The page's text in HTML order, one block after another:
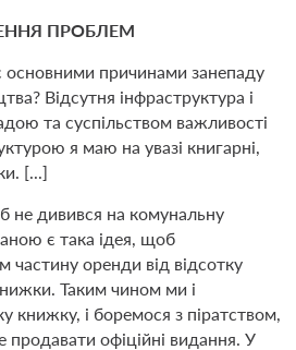
ПРОБЛЕМ
причинами занепаду
Відсутня інфраструктура і
та суспільством важливості
я маю на увазі книгарні,
[...]
не дивився на комунальну
є така ідея, щоб
частину оренди від відсотку
Таким чином ми і
книжку, і боремося з піратством,
офіційні видання. У